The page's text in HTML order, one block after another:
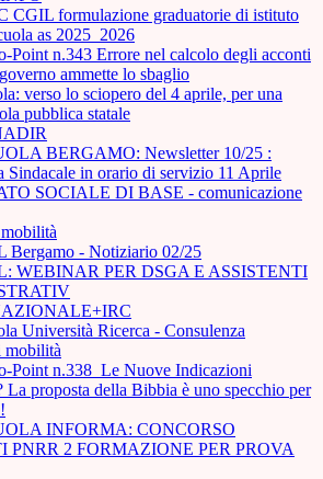
CGIL formulazione graduatorie di istituto
as 2025_2026
Point n.343 Errore nel calcolo degli acconti
ammette lo sbaglio
verso lo sciopero del 4 aprile, per una
pubblica statale
BERGAMO: Newsletter 10/25 :
Sindacale in orario di servizio 11 Aprile
SOCIALE DI BASE - comunicazione
Bergamo - Notiziario 02/25
WEBINAR PER DSGA E ASSISTENTI
Università Ricerca - Consulenza
mobilità
Point n.338 Le Nuove Indicazioni
La proposta della Bibbia è uno specchio per
INFORMA: CONCORSO
PNRR 2 FORMAZIONE PER PROVA